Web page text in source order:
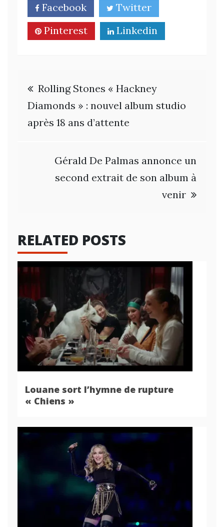
Facebook
Twitter
Pinterest
Linkedin
Navigation
de
Rolling Stones « Hackney
Diamonds » : nouvel album studio
après 18 ans d’attente
Gérald De Palmas annonce un
second extrait de son album à
venir
RELATED POSTS
Louane sort l’hymne de rupture
« Chiens »